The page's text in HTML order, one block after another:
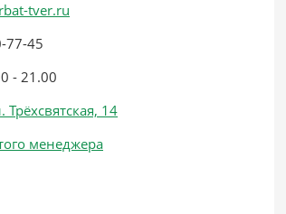
tver.ru
77-45
- 21.00
Трёхсвятская, 14
менеджера